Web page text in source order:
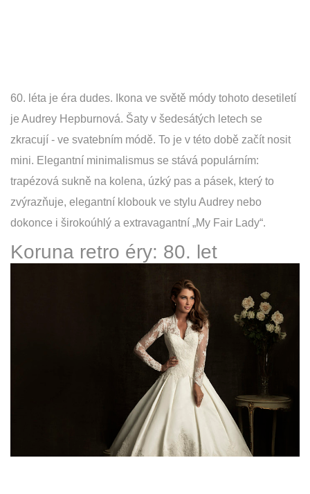
60. léta je éra dudes. Ikona ve světě módy tohoto desetiletí
je Audrey Hepburnová. Šaty v šedesátých letech se
zkracují - ve svatebním módě. To je v této době začít nosit
mini. Elegantní minimalismus se stává populárním:
trapézová sukně na kolena, úzký pas a pásek, který to
zvýrazňuje, elegantní klobouk ve stylu Audrey nebo
dokonce i širokoúhlý a extravagantní „My Fair Lady“.
Koruna retro éry: 80. let